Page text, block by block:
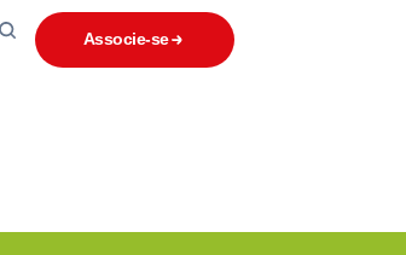
Associe-se